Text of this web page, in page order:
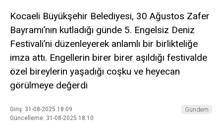
Kocaeli Büyükşehir Belediyesi, 30 Ağustos Zafer
Bayramı’nın kutladığı günde 5. Engelsiz Deniz
Festivali’ni düzenleyerek anlamlı bir birlikteliğe
imza attı. Engellerin birer birer aşıldığı festivalde
özel bireylerin yaşadığı coşku ve heyecan
görülmeye değerdi
Giriş: 31-08-2025 18:09
Güncelleme: 31-08-2025 18:10
Gündem